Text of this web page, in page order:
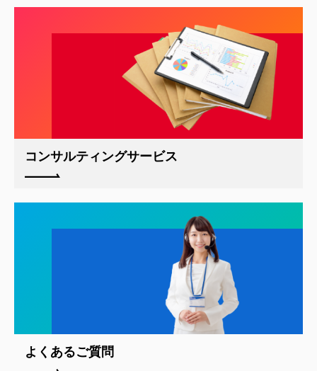
コンサルティングサービス
よくあるご質問